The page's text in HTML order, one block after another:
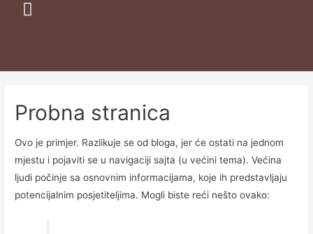
Probna stranica
Ovo je primjer. Razlikuje se od bloga, jer će ostati na jednom
mjestu i pojaviti se u navigaciji sajta (u većini tema). Većina
ljudi počinje sa osnovnim informacijama, koje ih predstavljaju
potencijalnim posjetiteljima. Mogli biste reći nešto ovako: